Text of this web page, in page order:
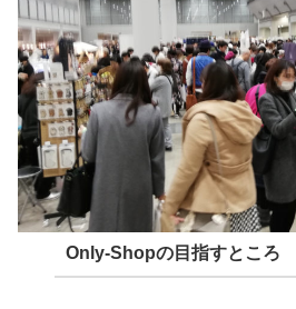
Only-Shopの目指すところ